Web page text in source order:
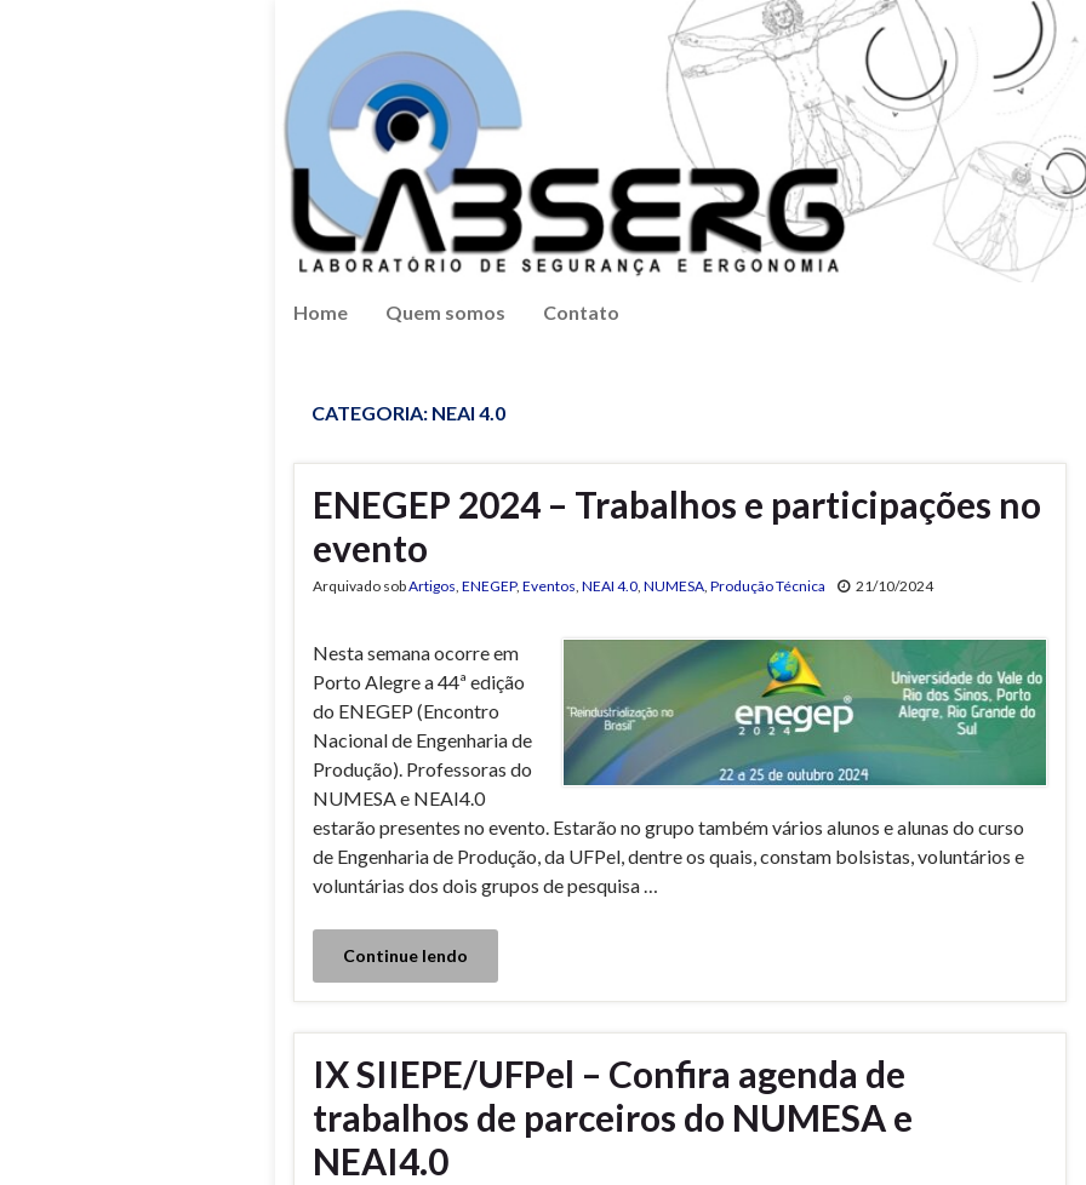
Home Quem somos Contato
CATEGORIA: NEAI 4.0
ENEGEP 2024 – Trabalhos e participações no
evento
Arquivado sobArtigos, ENEGEP, Eventos, NEAI 4.0, NUMESA, Produção Técnica 21/10/2024
Nesta semana ocorre em
Porto Alegre a 44ª edição
do ENEGEP (Encontro
Nacional de Engenharia de
Produção). Professoras do
NUMESA e NEAI4.0
estarão presentes no evento. Estarão no grupo também vários alunos e alunas do curso
de Engenharia de Produção, da UFPel, dentre os quais, constam bolsistas, voluntários e
voluntárias dos dois grupos de pesquisa …
Continue lendo
IX SIIEPE/UFPel – Confira agenda de
trabalhos de parceiros do NUMESA e
NEAI4.0